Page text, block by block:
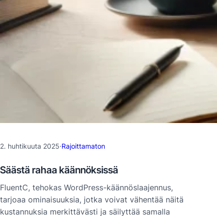
2. huhtikuuta 2025·Rajoittamaton
Säästä rahaa käännöksissä
FluentC, tehokas WordPress-käännöslaajennus,
tarjoaa ominaisuuksia, jotka voivat vähentää näitä
kustannuksia merkittävästi ja säilyttää samalla